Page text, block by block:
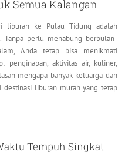
Semua Kalangan
liburan ke Pulau Tidung adalah
Tanpa perlu menabung berbulan-
Anda tetap bisa menikmati
penginapan, aktivitas air, kuliner,
mengapa banyak keluarga dan
destinasi liburan murah yang tetap
Tempuh Singkat